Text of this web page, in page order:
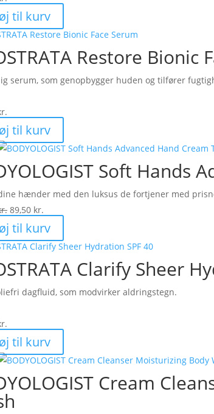
til kurv
Restore Bionic
serum, som genopbygger huden og tilfører
til kurv
Soft Hands
hænder med den luksus de fortjener med
Den
oprindelige
pris
179,00 kr..
89,50 kr.
aktuelle
pris
89,50 kr..
til kurv
Clarify Sheer
dagfluid, som modvirker aldringstegn.
til kurv
Cream